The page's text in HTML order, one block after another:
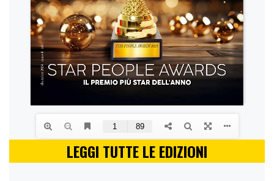
LEGGI TUTTE LE EDIZIONI